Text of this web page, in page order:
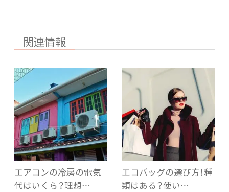
関連情報
エアコンの冷房の電気
代はいくら？理想…
エコバッグの選び方！種
類はある？使い…